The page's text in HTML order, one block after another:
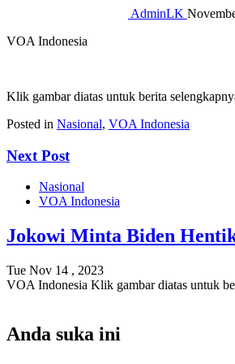
AdminLK
VOA Indonesia
Klik gambar diatas untuk berita
Posted in Nasional, VOA Indonesia
Next Post
Nasional
VOA Indonesia
Jokowi Minta Biden
Tue Nov 14 , 2023
VOA Indonesia Klik gambar diatas untuk
Anda suka ini